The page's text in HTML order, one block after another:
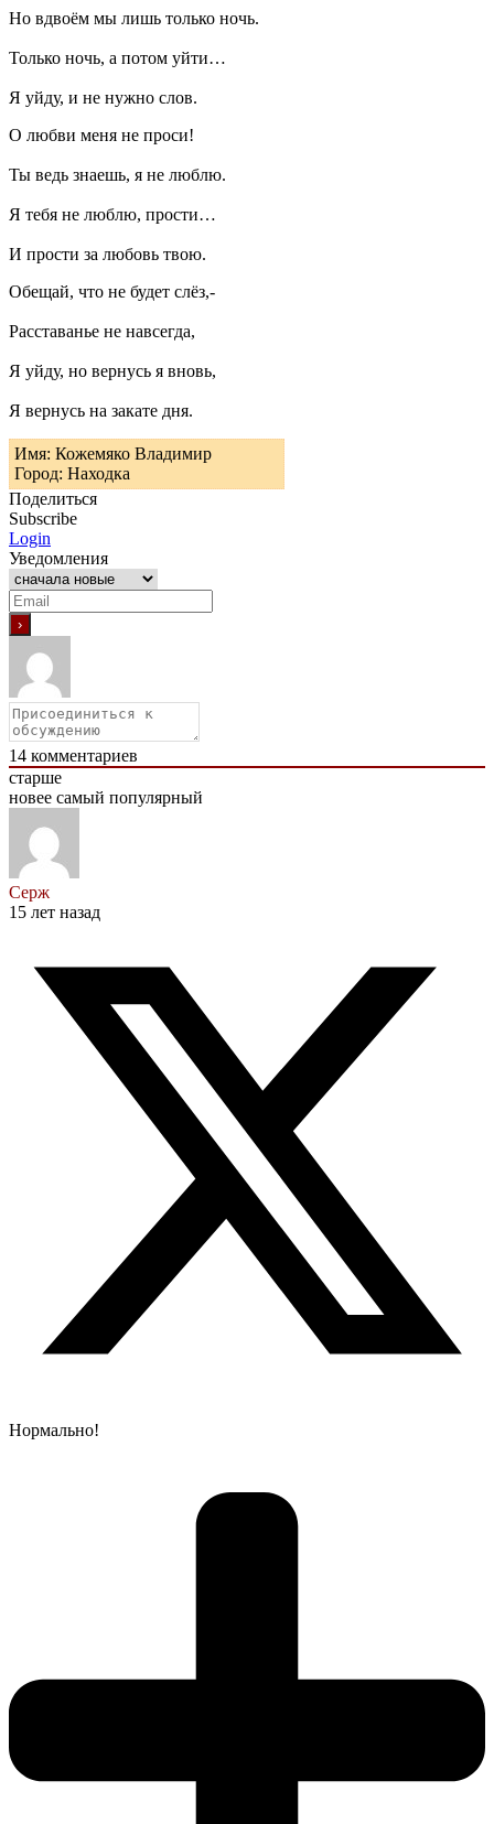
Но вдвоём мы лишь только ночь.
Только ночь, а потом уйти…
Я уйду, и не нужно слов.
О любви меня не проси!
Ты ведь знаешь, я не люблю.
Я тебя не люблю, прости…
И прости за любовь твою.
Обещай, что не будет слёз,-
Расставанье не навсегда,
Я уйду, но вернусь я вновь,
Я вернусь на закате дня.
Имя: Кожемяко Владимир
Город: Находка
Поделиться
Subscribe
Login
Уведомления
14 комментариев
старше
новее самый популярный
Серж
15 лет назад
Нормально!